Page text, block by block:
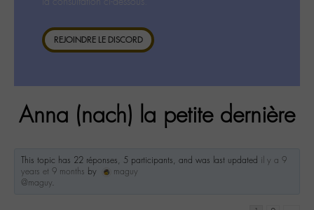
REJOINDRE LE DISCORD
Anna (nach) la petite dernière
This topic has 22 réponses, 5 participants, and was last updated il y a 9
years et 9 months by
maguy
@maguy.